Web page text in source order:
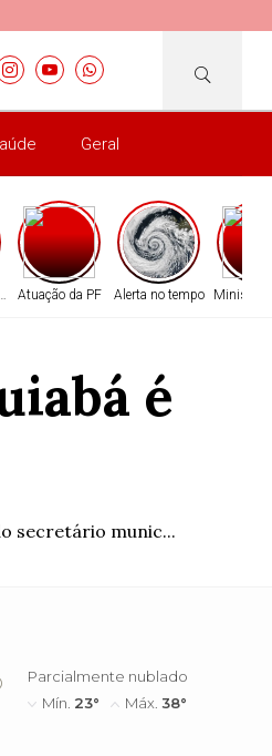
Geral
Atuação da PF Alerta no tempo Ministro
é
secretário munic...
Parcialmente nublado
Mín. 23° Máx.38°